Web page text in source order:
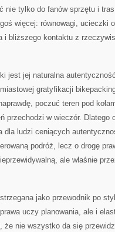
nie tylko do fanów sprzętu i
więcej: równowagi, ucieczki
i bliższego kontaktu z
jest jej naturalna
gratyfikacji
poczuć teren pod
przechodzi w wieczór. Dlatego
dla ludzi ceniących
podróż, lecz o drogę
ale właśnie
jako przewodnik po
uczy planowania, ale i
że nie wszystko da się